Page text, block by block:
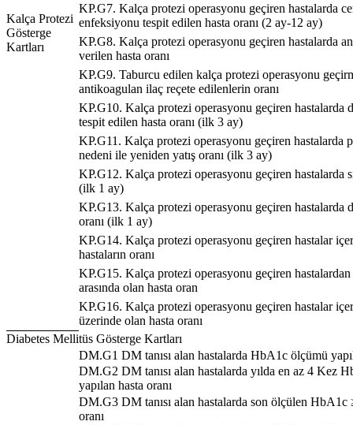
Kalça Protezi
Gösterge
Kartları
KP.G7. Kalça protezi operasyonu geçiren hastalarda
enfeksiyonu tespit edilen hasta oranı (2 ay-12 ay)
KP.G8. Kalça protezi operasyonu geçiren hastalarda
verilen hasta oranı
KP.G9. Taburcu edilen kalça protezi operasyonu
antikoagulan ilaç reçete edilenlerin oranı
KP.G10. Kalça protezi operasyonu geçiren hastalarda
tespit edilen hasta oranı (ilk 3 ay)
KP.G11. Kalça protezi operasyonu geçiren hastalarda
nedeni ile yeniden yatış oranı (ilk 3 ay)
KP.G12. Kalça protezi operasyonu geçiren hastalarda
(ilk 1 ay)
KP.G13. Kalça protezi operasyonu geçiren hastalarda
oranı (ilk 1 ay)
KP.G14. Kalça protezi operasyonu geçiren hastalar
hastaların oranı
KP.G15. Kalça protezi operasyonu geçiren hastalardan
arasında olan hasta oran
KP.G16. Kalça protezi operasyonu geçiren hastalar
üzerinde olan hasta oranı
Diabetes Mellitüs Gösterge Kartları
DM.G1 DM tanısı alan hastalarda HbA1c ölçümü
DM.G2 DM tanısı alan hastalarda yılda en az 4 Kez
yapılan hasta oranı
DM.G3 DM tanısı alan hastalarda son ölçülen HbA1c
oranı